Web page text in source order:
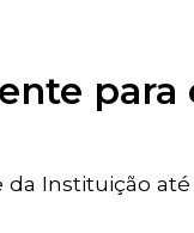
para
Instituição até